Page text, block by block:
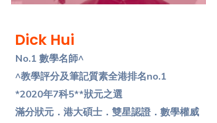
Dick Hui
No.1 數學名師^
^教學評分及筆記質素全港排名no.1
*2020年7科5**狀元之選
滿分狀元．港大碩士．雙星認證．數學權威